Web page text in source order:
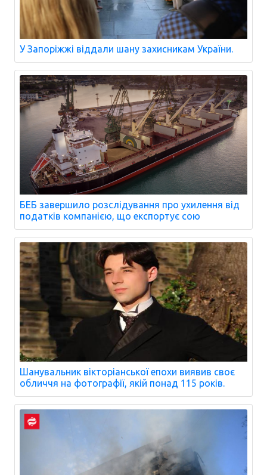
У Запоріжжі віддали шану захисникам України.
БЕБ завершило розслідування про ухилення від
податків компанією, що експортує сою
Шанувальник вікторіанської епохи виявив своє
обличчя на фотографії, якій понад 115 років.